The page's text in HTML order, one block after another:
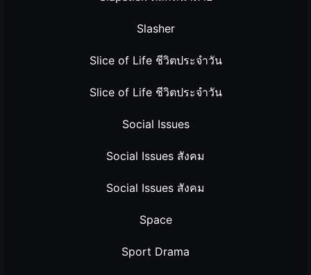
Slasher
Slice of Life ชีวิตประจำวัน
Slice of Life ชีวิตประจำวัน
Social Issues
Social Issues สังคม
Social Issues สังคม
Space
Sport Drama